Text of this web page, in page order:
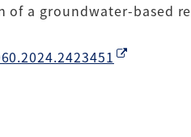
of a groundwater-based